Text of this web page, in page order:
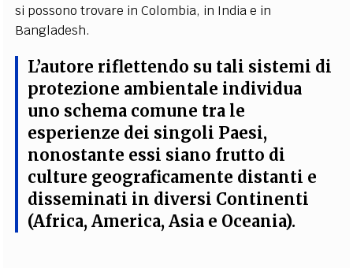
si possono trovare in Colombia, in India e in
Bangladesh.
L’autore riflettendo su tali sistemi di
protezione ambientale individua
uno schema comune tra le
esperienze dei singoli Paesi,
nonostante essi siano frutto di
culture geograficamente distanti e
disseminati in diversi Continenti
(Africa, America, Asia e Oceania).